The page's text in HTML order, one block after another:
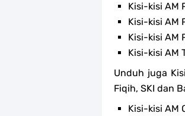
Kisi-kisi AM
Kisi-kisi AM
Kisi-kisi AM
Kisi-kisi AM
Unduh juga
Fiqih, SKI dan
Kisi-kisi AM